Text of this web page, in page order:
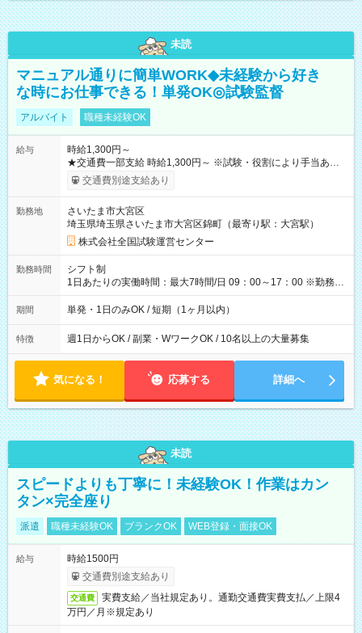
未読
マニュアル通りに簡単WORK◆未経験から好き
な時にお仕事できる！単発OK◎試験監督
アルバイト 職種未経験OK
給与
時給1,300円～
★交通費一部支給 時給1,300円～ ※試験・役割により手当あり
※勤務回数により昇給あり 【即給（前払い）オプションあ
り！】 希望される場合、勤務から1週間ほどで給与の一部を受け
例】 ・河合塾模擬試験 8:30～17:30（休憩1時間） 時給1,300円
×8時間＝日収10,400円＋交通費 ※当日の役割により時給＋100
円の場合あり ・国家試験 7:00～13:30（休憩なし） 時給1,300
円（役割手当＋100円）×6時間＝日収8,400円＋交通費 【試用期
間】試用期間なし
交通費別途支給あり
勤務地
さいたま市大宮区
埼玉県埼玉県さいたま市大宮区錦町（最寄り駅：大宮駅）
株式会社全国試験運営センター
勤務時間
シフト制
1日あたりの実働時間：最大7時間/日 09：00～17：00 ※勤務時
間は 試験により異なります。
期間 単発・1日のみOK / 短期（1ヶ月以内）
特徴 週1日からOK / 副業・WワークOK / 10名以上の大量募集
気になる！ 応募する 詳細へ
未読
スピードよりも丁寧に！未経験OK！作業はカン
タン×完全座り
派遣 職種未経験OK ブランクOK WEB登録・面接OK
給与
時給1500円
交通費別途支給あり
交通費
実費支給／当社規定あり。通勤交通費実費支払／上限4
万円／月※規定あり